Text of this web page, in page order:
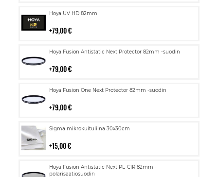
Hoya UV HD 82mm
79,00 €
Lisää
Hoya Fusion Antistatic Next Protector 82mm -suodin
79,00 €
Lisää
Hoya Fusion One Next Protector 82mm -suodin
79,00 €
Lisää
Sigma mikrokuituliina 30x30cm
15,00 €
Lisää
Hoya Fusion Antistatic Next PL-CIR 82mm -
polarisaatiosuodin
Lisää
ostoskoriin